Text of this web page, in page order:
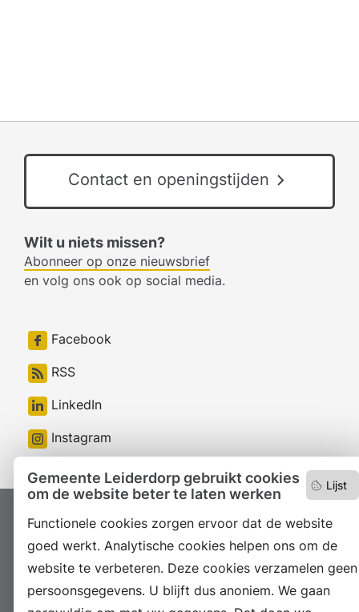
Lijst
Gemeente Leiderdorp gebruikt cookies
om de website beter te laten werken
Functionele cookies zorgen ervoor dat de website
goed werkt. Analytische cookies helpen ons om de
website te verbeteren. Deze cookies verzamelen geen
persoonsgegevens. U blijft dus anoniem. We gaan
Contact en openingstijden
Wilt u niets missen?
Abonneer op onze nieuwsbrief
en volg ons ook op social media.
Facebook
RSS
LinkedIn
Instagram
Proclaimer Colofon
Toegankelijkheid
Sitemap
Privacyverklaring
Servicenormen
Suggesties
Archief Vacatures